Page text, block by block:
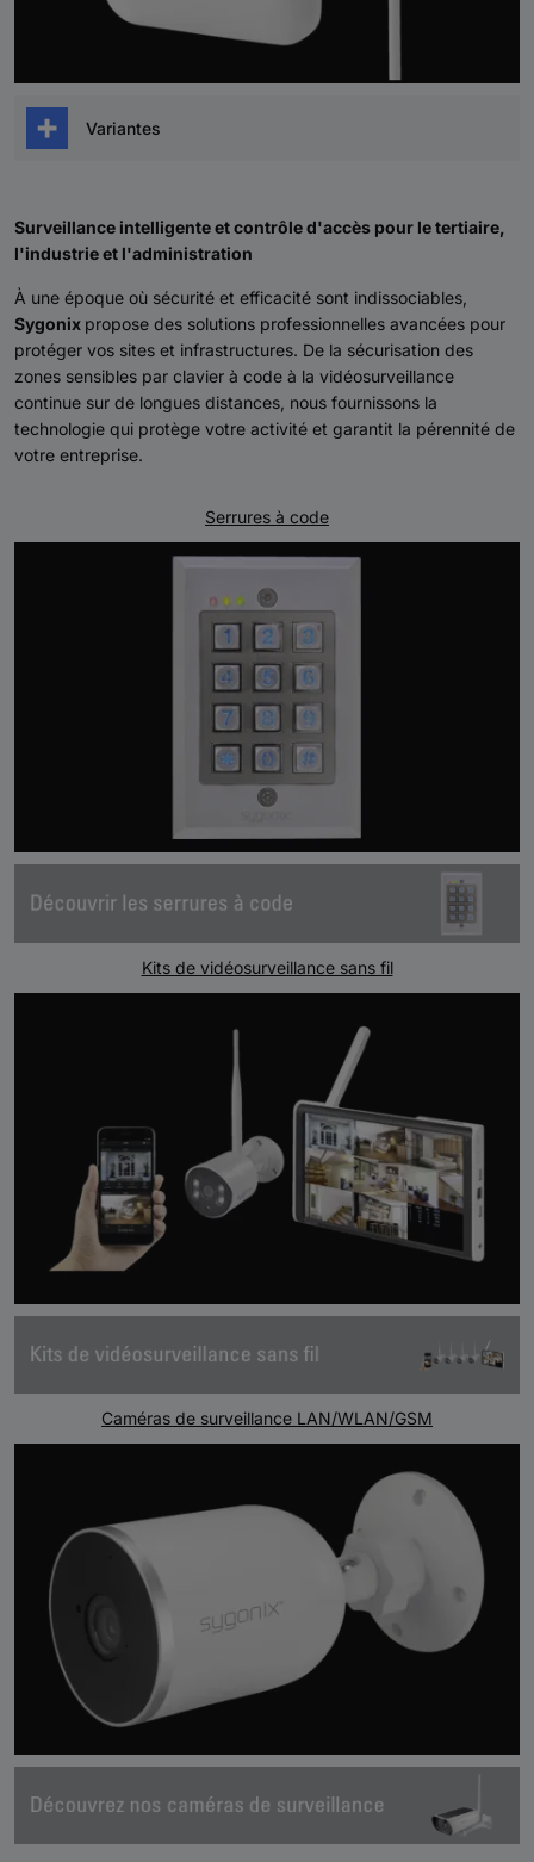
Variantes
Détecteur de fuite d'eau (mur/sol) connecté
Surveillance intelligente et contrôle d'accès pour le tertiaire,
l'industrie et l'administration
À une époque où sécurité et efficacité sont indissociables,
Sygonix propose des solutions professionnelles avancées pour
protéger vos sites et infrastructures. De la sécurisation des
zones sensibles par clavier à code à la vidéosurveillance
continue sur de longues distances, nous fournissons la
technologie qui protège votre activité et garantit la pérennité de
votre entreprise.
Serrures à code
Kits de vidéosurveillance sans fil
Caméras de surveillance LAN/WLAN/GSM